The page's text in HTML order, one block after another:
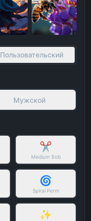
Пользовательский
Мужской
✂️
Medium Bob
🌀
Spiral Perm
✨